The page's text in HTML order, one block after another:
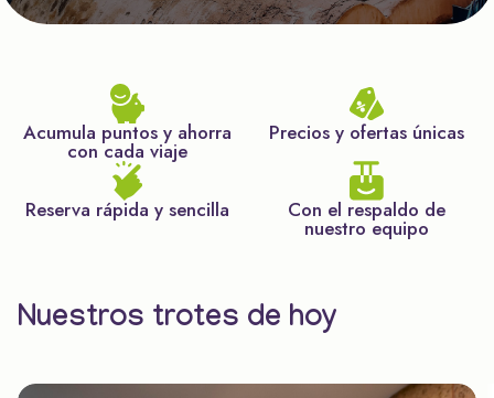
Acumula puntos y ahorra
con cada viaje
Precios y ofertas únicas
Reserva rápida y sencilla Con el respaldo de
nuestro equipo
Nuestros trotes de hoy